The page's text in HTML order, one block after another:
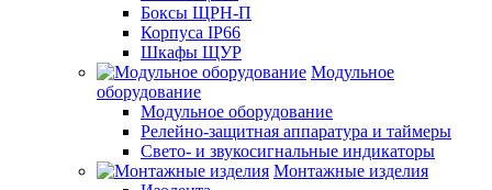
Боксы ЩРН-П
Корпуса IP66
Шкафы ЩУР
Модульное
оборудование
Модульное оборудование
Релейно-защитная аппаратура и таймеры
Свето- и звукосигнальные индикаторы
Монтажные изделия